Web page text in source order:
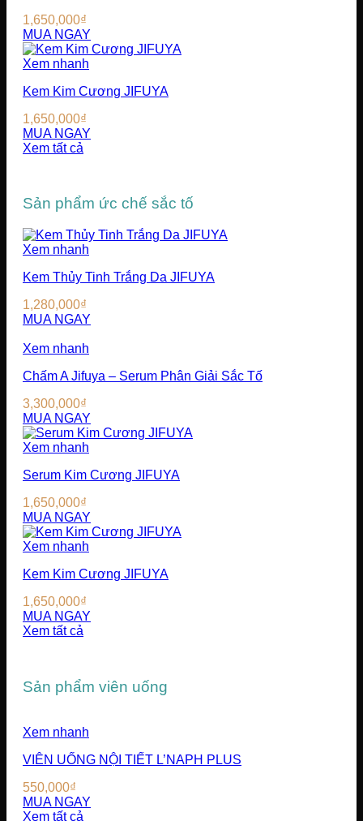
1,650,000₫
MUA NGAY
Xem nhanh
Kem Kim Cương JIFUYA
1,650,000₫
MUA NGAY
Xem tất cả
Sản phẩm ức chế sắc tố
Xem nhanh
Kem Thủy Tinh Trắng Da JIFUYA
1,280,000₫
MUA NGAY
Xem nhanh
Chấm A Jifuya – Serum Phân Giải Sắc Tố
3,300,000₫
MUA NGAY
Xem nhanh
Serum Kim Cương JIFUYA
1,650,000₫
MUA NGAY
Xem nhanh
Kem Kim Cương JIFUYA
1,650,000₫
MUA NGAY
Xem tất cả
Sản phẩm viên uống
Xem nhanh
VIÊN UỐNG NỘI TIẾT L’NAPH PLUS
550,000₫
MUA NGAY
Xem tất cả